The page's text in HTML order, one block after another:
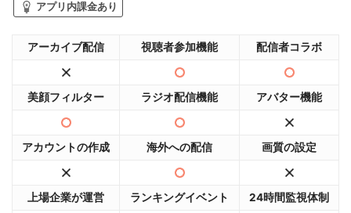
アプリ内課金あり
アーカイブ配信 視聴者参加機能 配信者コラボ
美顔フィルター ラジオ配信機能 アバター機能
アカウントの作成 海外への配信 画質の設定
上場企業が運営 ランキングイベント 24時間監視体制